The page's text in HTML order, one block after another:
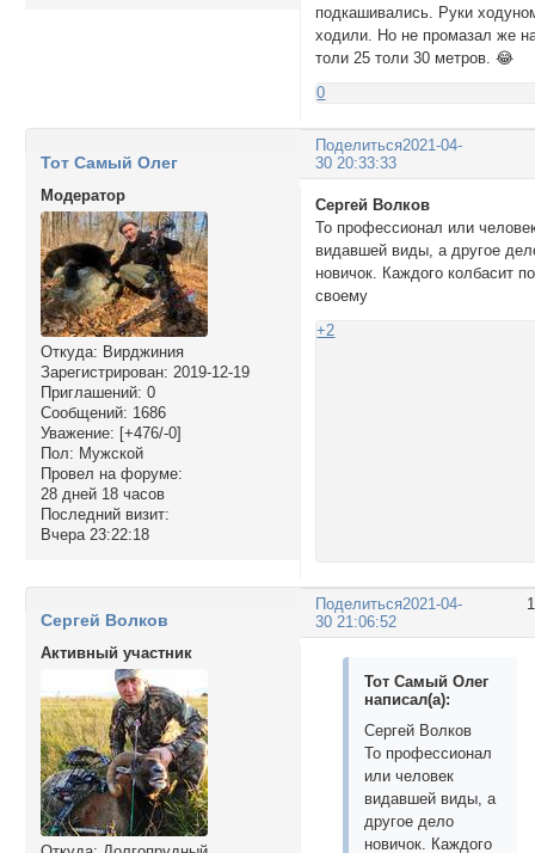
подкашивались. Руки
ходили. Но не промазал же
толи 25 толи 30 метров. 😂
0
Поделиться2021-04-
30 20:33:33
Тот Самый Олег
Модератор
Откуда: Вирджиния
Зарегистрирован: 2019-12-19
Приглашений: 0
Сообщений: 1686
Уважение: [+476/-0]
Пол: Мужской
Провел на форуме:
28 дней 18 часов
Последний визит:
Вчера 23:22:18
Сергей Волков
То профессионал или
видавшей виды, а другое
новичок. Каждого колбасит по
своему
+2
Поделиться2021-04-
30 21:06:52
Сергей Волков
Активный участник
Тот Самый Олег
написал(а):
Сергей Волков
То профессионал
или человек
видавшей виды, а
другое дело
новичок. Каждого